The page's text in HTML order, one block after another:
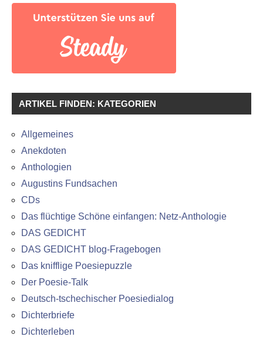
ARTIKEL FINDEN: KATEGORIEN
Allgemeines
Anekdoten
Anthologien
Augustins Fundsachen
CDs
Das flüchtige Schöne einfangen: Netz-Anthologie
DAS GEDICHT
DAS GEDICHT blog-Fragebogen
Das knifflige Poesiepuzzle
Der Poesie-Talk
Deutsch-tschechischer Poesiedialog
Dichterbriefe
Dichterleben